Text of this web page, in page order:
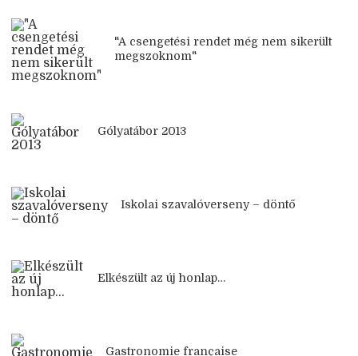
"A csengetési rendet még nem sikerült
megszoknom"
Gólyatábor 2013
Iskolai szavalóverseny – döntő
Elkészült az új honlap…
Gastronomie française